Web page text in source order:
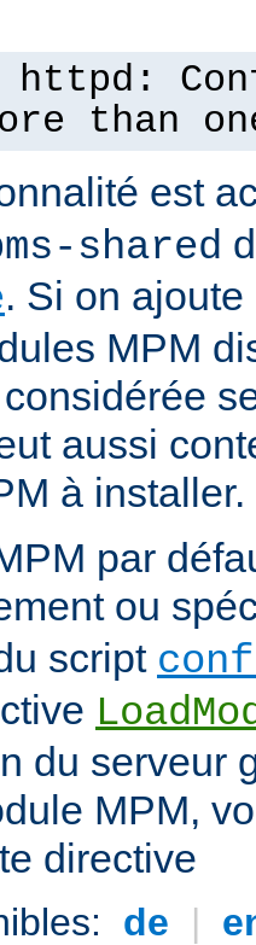
httpd:
than
est
shared
. Si on
MPM
aussi
à installer.
par
ou
script
du serveur
MPM,
directive
de |